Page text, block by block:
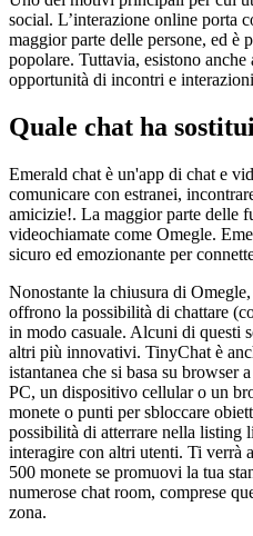
social. L’interazione online porta
maggior parte delle persone, ed è
popolare. Tuttavia, esistono
opportunità di incontri e
Quale chat ha
Emerald chat è un'app di chat e
comunicare con estranei,
amicizie!. La maggior parte delle
videochiamate come Omegle.
sicuro ed emozionante per
Nonostante la chiusura di
offrono la possibilità di chattare
in modo casuale. Alcuni di questi
altri più innovativi. TinyChat è
istantanea che si basa su browser
PC, un dispositivo cellular o un
monete o punti per sbloccare
possibilità di atterrare nella listing
interagire con altri utenti. Ti verrà
500 monete se promuovi la tua
numerose chat room, comprese
zona.